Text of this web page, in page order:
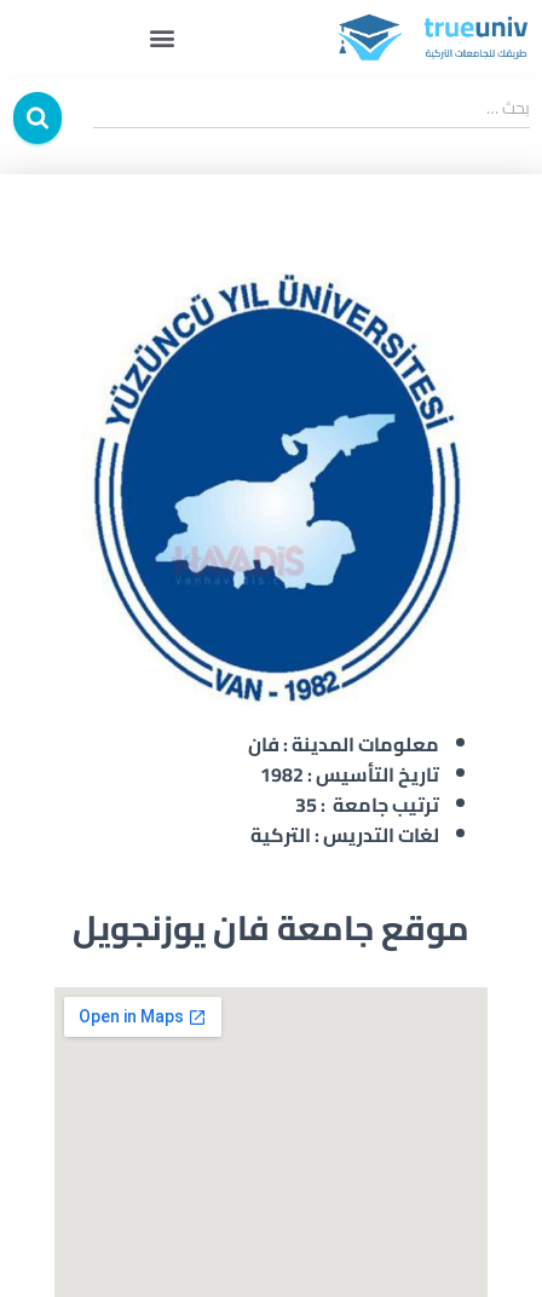
بحث …
معلومات المدينة : فان
تاريخ التأسيس : 1982
ترتيب جامعة : 35
لغات التدريس : التركية
موقع جامعة فان يوزنجويل